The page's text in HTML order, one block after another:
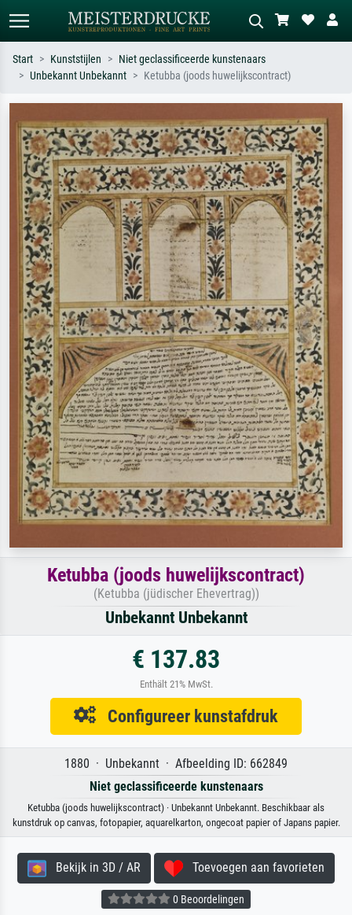
Monet, Sterrennacht, impressionisme,
Hokusai-golf, naakt.
Beschrijf de scène – bijv. groene
weide, abstract met veel rood, donker
olieverfschilderij, staand naakt naast
een boom.
Start Kunststijlen
Niet geclassificeerde kunstenaars
Unbekannt Unbekannt
Ketubba (joods huwelijkscontract)
Ketubba (joods huwelijkscontract)
(Ketubba (jüdischer Ehevertrag))
Unbekannt Unbekannt
€ 137.83
Enthält 21% MwSt.
Configureer kunstafdruk
1880 · Unbekannt · Afbeelding ID: 662849
Niet geclassificeerde kunstenaars
Ketubba (joods huwelijkscontract) · Unbekannt Unbekannt. Beschikbaar als
kunstdruk op canvas, fotopapier, aquarelkarton, ongecoat papier of Japans papier.
Bekijk in 3D / AR Toevoegen aan favorieten
0 Beoordelingen